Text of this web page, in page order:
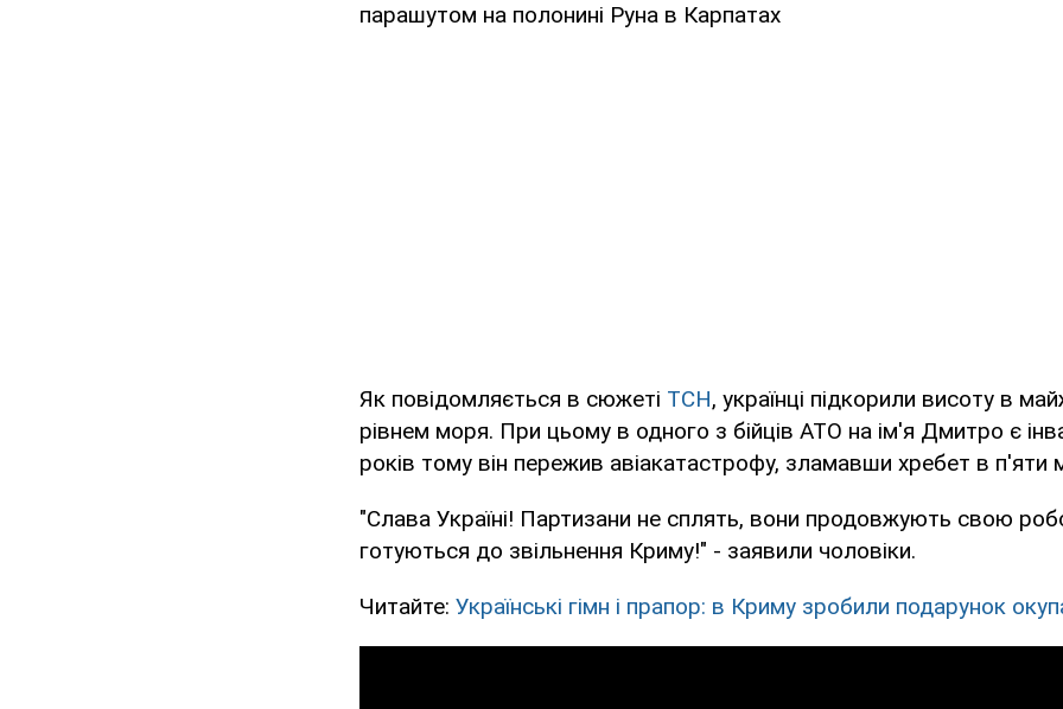
парашутом на полонині Руна в Карпатах
Як повідомляється в сюжеті ТСН, українці підкорили висоту в
рівнем моря. При цьому в одного з бійців АТО на ім'я Дмитро є
років тому він пережив авіакатастрофу, зламавши хребет в п'яти
"Слава Україні! Партизани не сплять, вони продовжують свою
готуються до звільнення Криму!" - заявили чоловіки.
Читайте: Українські гімн і прапор: в Криму зробили подарунок